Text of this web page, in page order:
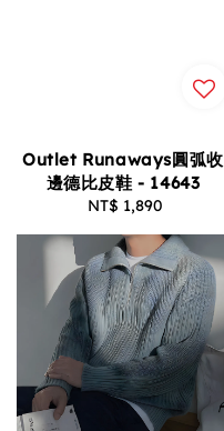
Outlet Runaways圓弧收
邊德比皮鞋 - 14643
Regular
NT$ 1,890